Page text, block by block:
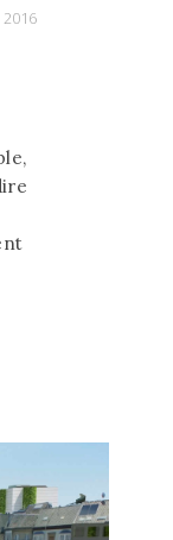
2016